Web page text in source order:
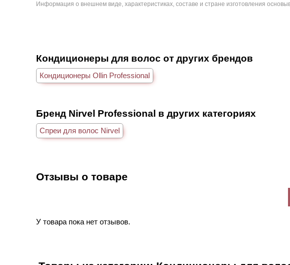
Информация о внешнем виде, характеристиках, составе и стране изготовления
Кондиционеры для волос от других брендов
Кондиционеры Ollin Professional
Бренд Nirvel Professional в других категориях
Спреи для волос Nirvel
Отзывы о товаре
У товара пока нет отзывов.